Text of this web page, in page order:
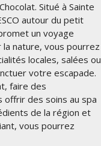
Situé à Sainte
autour du petit
un voyage
la nature, vous pourrez
locales, salées ou
votre escapade.
faire des
offrir des soins au spa
de la région et
vous pourrez